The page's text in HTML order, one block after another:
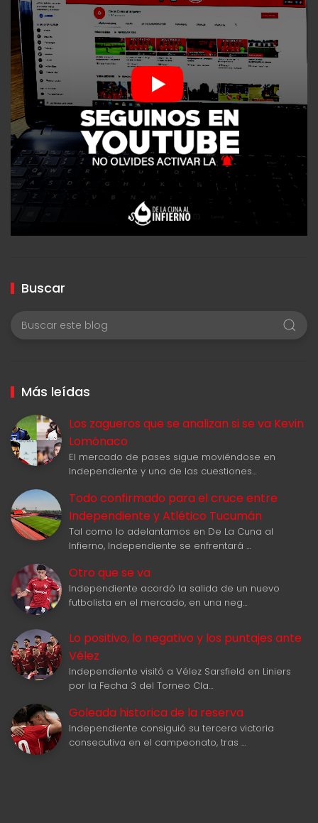
Buscar
Más leídas
Los zagueros que se analizan si se va Kevin
Lomónaco
El mercado de pases sigue moviéndose en
Independiente y una de las cuestiones…
Todo confirmado para el cruce entre
Independiente y Atlético Tucumán
Tal como lo adelantamos en De La Cuna al
Infierno, Independiente se enfrentará …
Otro que se va
Independiente acordó la salida de un nuevo
futbolista en el mercado, en una neg…
Lo positivo, lo negativo y los puntajes ante
Vélez
Independiente visitó a Vélez Sarsfield en Liniers
por la Fecha 3 del Torneo Cla…
Goleada historica de la reserva
Independiente consiguió su tercera victoria
consecutiva en el campeonato, tras …